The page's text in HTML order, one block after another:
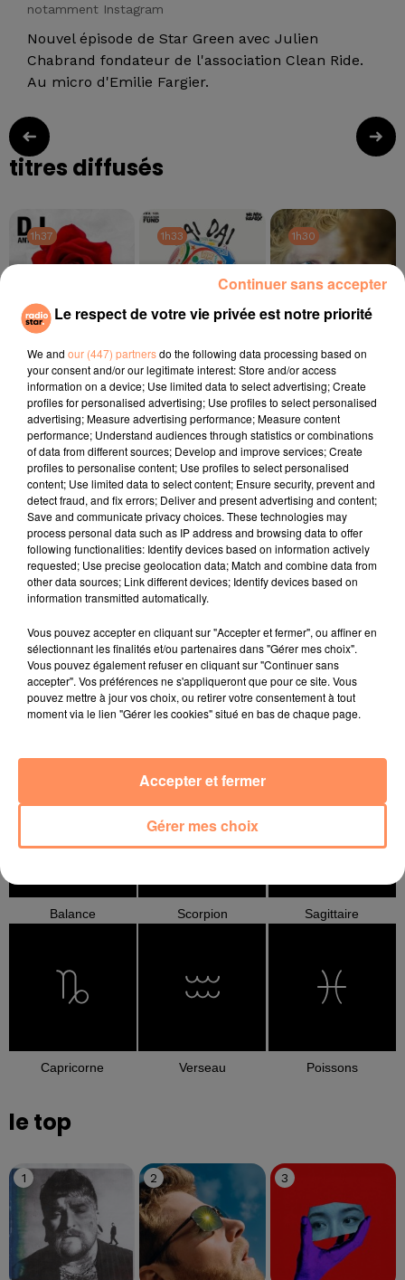
notamment Instagram
Nouvel épisode de Star Green avec Julien
Chabrand fondateur de l'association Clean Ride.
Au micro d'Emilie Fargier.
titres diffusés
1h37
1h37
DJ YOUCEF
La Vie
1h33
1h33
SHAKIRA, BURNA BOY
Dai Dai
1h30
1h30
ED SHEERAN
Bad Habits
l'horoscope
Bélier Taureau
Cancer Lion Vierge
Balance Scorpion Sagittaire
Capricorne Verseau Poissons
le top
1 2 3
Le respect de votre vie privée est notre priorité
We and our (447) partnersdo the following data processing based on
your consent and/or our legitimate interest: Store and/or access
information on a device; Use limited data to select advertising; Create
profiles for personalised advertising; Use profiles to select personalised
advertising; Measure advertising performance; Measure content
performance; Understand audiences through statistics or combinations
of data from different sources; Develop and improve services; Create
profiles to personalise content; Use profiles to select personalised
content; Use limited data to select content; Ensure security, prevent and
detect fraud, and fix errors; Deliver and present advertising and content;
Save and communicate privacy choices. These technologies may
process personal data such as IP address and browsing data to offer
following functionalities: Identify devices based on information actively
requested; Use precise geolocation data; Match and combine data from
other data sources; Link different devices; Identify devices based on
information transmitted automatically.
Vous pouvez accepter en cliquant sur "Accepter et fermer", ou affiner en
sélectionnant les finalités et/ou partenaires dans "Gérer mes choix".
Vous pouvez également refuser en cliquant sur "Continuer sans
accepter". Vos préférences ne s'appliqueront que pour ce site. Vous
pouvez mettre à jour vos choix, ou retirer votre consentement à tout
moment via le lien "Gérer les cookies" situé en bas de chaque page.
Gérer mes choix
Accepter et fermer
Continuer sans accepter